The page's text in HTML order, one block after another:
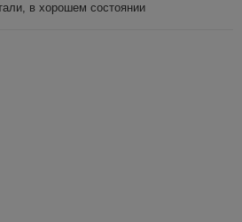
в хорошем состоянии